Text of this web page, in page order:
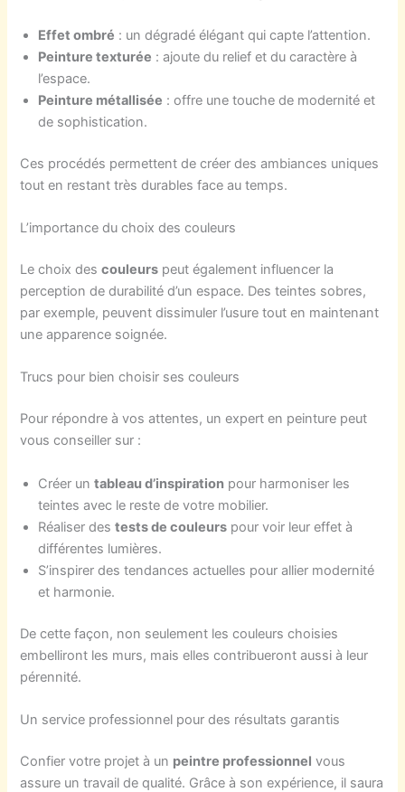
Effet ombré : un dégradé élégant qui capte l’attention.
Peinture texturée : ajoute du relief et du caractère à
l’espace.
Peinture métallisée : offre une touche de modernité et
de sophistication.
Ces procédés permettent de créer des ambiances uniques
tout en restant très durables face au temps.
L’importance du choix des couleurs
Le choix descouleurs peut également influencer la
perception de durabilité d’un espace. Des teintes sobres,
par exemple, peuvent dissimuler l’usure tout en maintenant
une apparence soignée.
Trucs pour bien choisir ses couleurs
Pour répondre à vos attentes, un expert en peinture peut
vous conseiller sur :
Créer untableau d’inspiration pour harmoniser les
teintes avec le reste de votre mobilier.
Réaliser destests de couleurs pour voir leur effet à
différentes lumières.
S’inspirer des tendances actuelles pour allier modernité
et harmonie.
De cette façon, non seulement les couleurs choisies
embelliront les murs, mais elles contribueront aussi à leur
pérennité.
Un service professionnel pour des résultats garantis
Confier votre projet à un peintre professionnel vous
assure un travail de qualité. Grâce à son expérience, il saura